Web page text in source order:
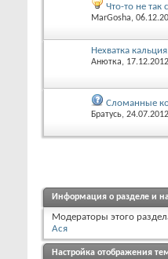
Что-то не так
MarGosha,
Нехватка
Анютка,
Сломанные
Братусь,
Информация о разделе и
Модераторы этого
Ася
Настройка отображения